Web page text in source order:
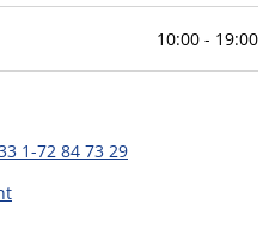
10:00- 19:00
1-72 84 73 29